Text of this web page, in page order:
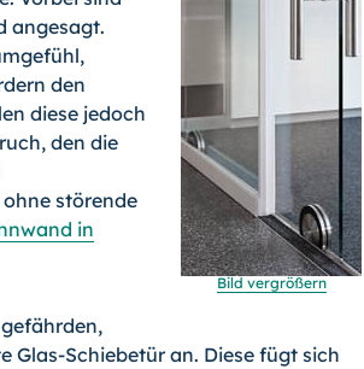
Bild vergrößern
angesagt.
den
diese jedoch
den die
störende
in
Glas-Schiebetür an. Diese fügt sich